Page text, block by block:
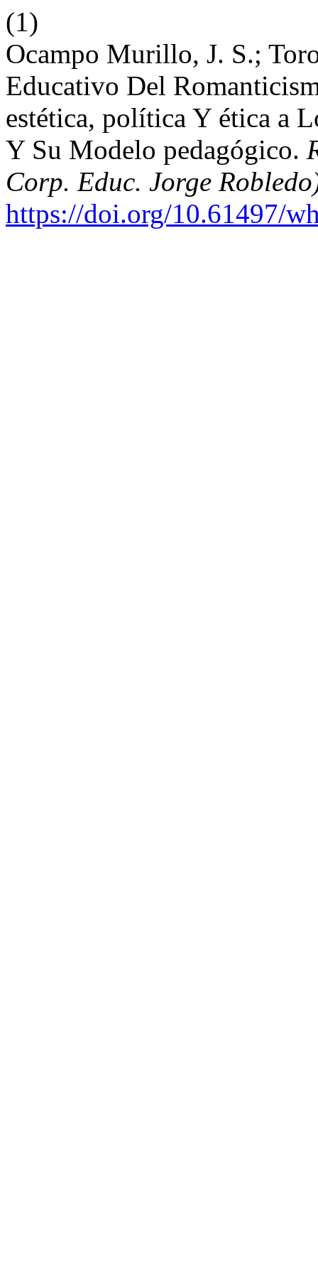
(1)
Ocampo Murillo, J. S.;
Educativo Del
estética, política Y ética a
Y Su Modelo pedagógico.
Corp. Educ. Jorge
https://doi.org/10.61497/